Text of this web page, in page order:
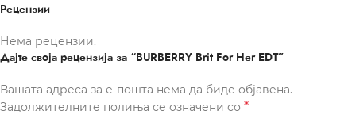
Рецензии
Нема рецензии.
Дајте своја рецензија за “BURBERRY Brit For Her EDT”
Вашата адреса за е-пошта нема да биде објавена.
Задолжителните полиња се означени со *